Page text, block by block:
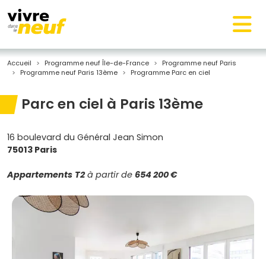
Accueil Programme neuf Île-de-France
Programme neuf Paris
Programme neuf Paris 13ème
Programme Parc en ciel
Parc en ciel à Paris 13ème
16 boulevard du Général Jean Simon
75013 Paris
Appartements T2 à partir de 654 200 €